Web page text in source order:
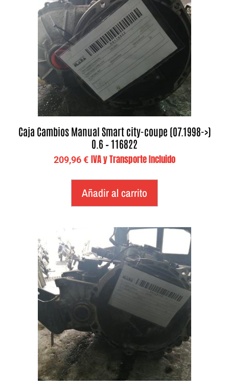
Caja Cambios Manual Smart city-coupe (07.1998->)
0.6 – 116822
209,96€ IVA y Transporte Incluido
Añadir al carrito